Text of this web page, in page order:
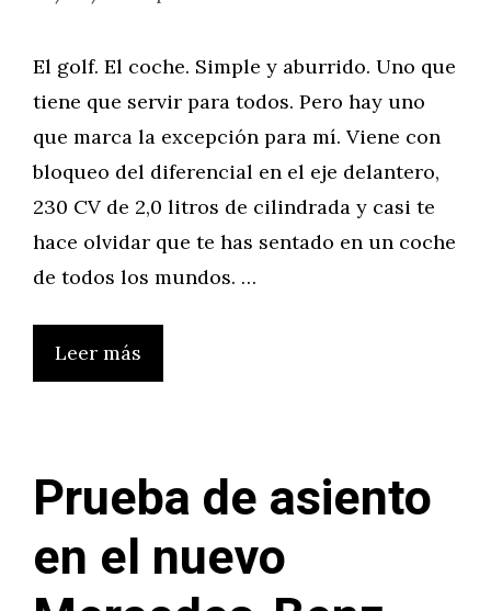
El golf. El coche. Simple y aburrido. Uno que
tiene que servir para todos. Pero hay uno
que marca la excepción para mí. Viene con
bloqueo del diferencial en el eje delantero,
230 CV de 2,0 litros de cilindrada y casi te
hace olvidar que te has sentado en un coche
de todos los mundos. …
Leer más
Prueba de asiento
en el nuevo